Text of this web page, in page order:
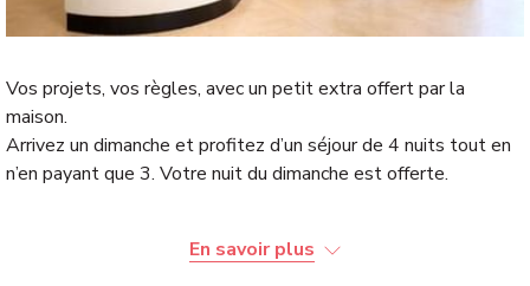
Vos projets, vos règles, avec un petit extra offert par la
maison.
Arrivez un dimanche et profitez d’un séjour de 4 nuits tout en
n’en payant que 3. Votre nuit du dimanche est offerte.
En savoir plus